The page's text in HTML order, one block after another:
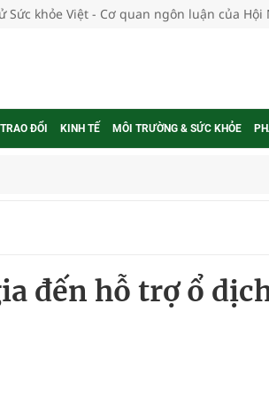
Sức khỏe Việt - Cơ quan ngôn luận của Hội
ĐỔI KINH TẾ MÔI TRƯỜNG & SỨC KHỎE
ung thư
quốc
mới của Việt Nam
hai cấp trong quản lý hoạt động nha
đến hỗ trợ ổ